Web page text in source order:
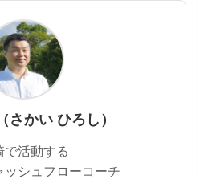
さかい ひろし）
で活動する
ッシュフローコーチ